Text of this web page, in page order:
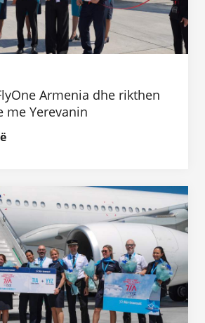
Armenia dhe rikthen
me Yerevanin